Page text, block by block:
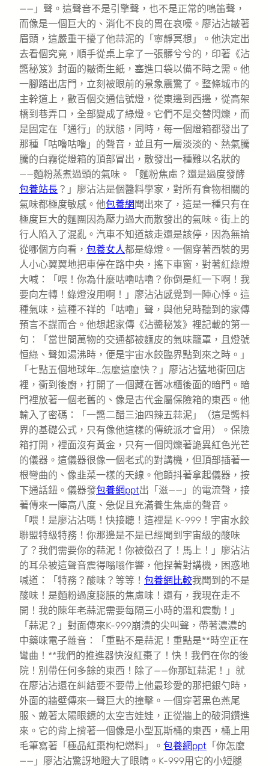
——」聲。這聲音不是引擎聲，也不是正常的鳴笛聲，
而像是一個巨大的、消化不良的胃在哀嚎。廖沾沾皺著
眉頭，這嚴重干擾了他蒜泥的「寧靜冥想」。他決定出
去看個究竟，順手從桌上拿了一張髒兮兮的，印著《沾
醬秘笈》封面的皺衛生紙，塞進口袋以備不時之需。他
一腳踏出店門，立刻被眼前的景象震驚了。整條城市的
主幹道上，數百個交通信號燈，從東邊到西邊，從高架
橋到巷弄口，全部變成了綠燈。它們不是交替閃爍，而
是固定在「通行」的狀態，同時，每一個燈箱都發出了
那種「咕嚕咕嚕」的聲音，並且有一層淡淡的、熱氣騰
騰的白霧從燈箱的頂部冒出，散發出一種難以名狀的
——麵粉蒸煮過頭的氣味。「麵粉焦慮？還是過度發酵
包養站長 ？」廖沾沾是個醬料學家，對所有食物相關的
氣味都極度敏感。他包養網 聞出來了，這是一種只有在
極度巨大的麵團因為壓力過大而散發出的氣味。街上的
行人陷入了混亂。汽車不知道該走還是該停，因為無論
從哪個方向看， 包養女人都是綠燈。一個穿著西裝的男
人小心翼翼地把車停在路中央，搖下車窗，對著紅綠燈
大喊：「喂！你為什麼咕嚕咕嚕？你倒是紅一下啊！我
要向左轉！綠燈沒用啊！」廖沾沾感覺到一陣心悸。這
種氣味，這種不祥的「咕嚕」聲，與他兒時聽到的家傳
預言不謀而合。他想起家傳《沾醬秘笈》裡記載的第一
句：「當世間萬物的交通都被麵皮的氣味籠罩，且燈號
恒綠、聲如湯沸時，便是宇宙水餃臨界點到來之時。」
「七點五個地球年…怎麼這麼快？」廖沾沾猛地衝回店
裡，衝到後廚，打開了一個藏在舊冰櫃後面的暗門。暗
門裡放著一個老舊的、像是古代金屬保險箱的東西。他
輸入了密碼：「一醬二醋三油四辣五蒜泥」（這是醬料
界的基礎公式，只有像他這樣的傳統派才會用）。保險
箱打開，裡面沒有黃金，只有一個閃爍著詭異紅色光芒
的儀器。這儀器很像一個老式的對講機，但頂部插著一
根彎曲的、像韭菜一樣的天線。他顫抖著拿起儀器，按
下通話鈕。儀器發包養網ppt出「滋——」的電流聲，接
著傳來一陣高八度、急促且充滿養生焦慮的聲音。
「喂！是廖沾沾嗎！快接聽！這裡是 K-999！宇宙水餃
聯盟特級特務！你那邊是不是已經聞到宇宙級的酸味
了？我們需要你的蒜泥！你被徵召了！馬上！」廖沾沾
的耳朵被這聲音震得嗡嗡作響，他捏著對講機，困惑地
喊道：「特務？酸味？等等！ 包養網比較我聞到的不是
酸味！是麵粉過度膨脹的焦慮味！還有，我現在走不
開！我的陳年老蒜泥需要每隔三小時的溫和震動！」
「蒜泥？」對面傳來K-999崩潰的尖叫聲，帶著濃濃的
中藥味電子雜音：「重點不是蒜泥！重點是**時空正在
彎曲！**我們的推進器快沒紅棗了！快！我們在你的後
院！別帶任何多餘的東西！除了——你那缸蒜泥！」就
在廖沾沾還在糾結要不要帶上他最珍愛的那把銀勺時，
外面的牆壁傳來一聲巨大的撞擊。一個穿著黑色燕尾
服、戴著太陽眼鏡的太空吉娃娃，正從牆上的破洞鑽進
來。它的背上揹著一個像是小型瓦斯桶的東西，桶上用
毛筆寫著「極品紅棗枸杞燃料」。 包養網ppt 「你怎麼
——」廖沾沾驚訝地瞪大了眼睛。K-999用它的小短腿